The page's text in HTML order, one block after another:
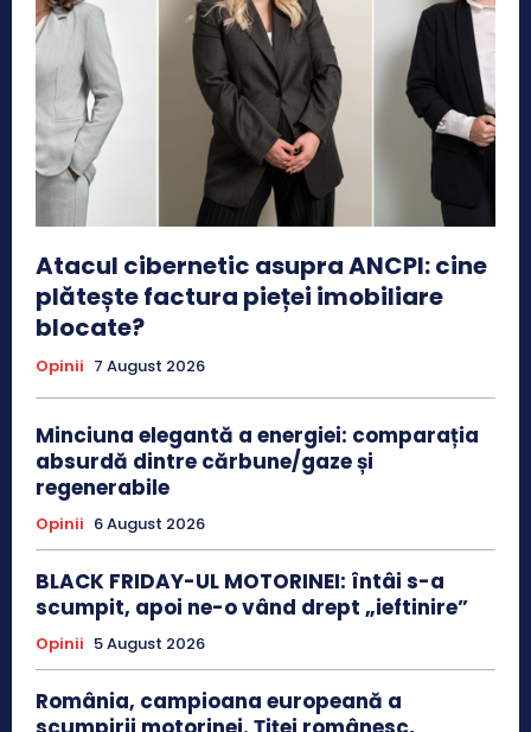
Atacul cibernetic asupra ANCPI: cine
plătește factura pieței imobiliare
blocate?
Opinii 7 August 2026
Minciuna elegantă a energiei: comparația
absurdă dintre cărbune/gaze și
regenerabile
Opinii 6 August 2026
BLACK FRIDAY-UL MOTORINEI: întâi s-a
scumpit, apoi ne-o vând drept „ieftinire”
Opinii 5 August 2026
România, campioana europeană a